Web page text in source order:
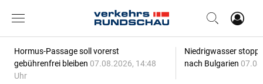
Hormus-Passage soll vorerst
gebührenfrei bleiben 07.08.2026, 14:48
Uhr
Niedrigwasser
nach Bulgarien